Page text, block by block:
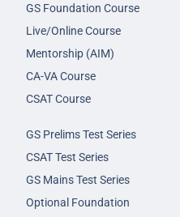
GS Foundation Course
Live/Online Course
Mentorship (AIM)
CA-VA Course
CSAT Course
GS Prelims Test Series
CSAT Test Series
GS Mains Test Series
Optional Foundation